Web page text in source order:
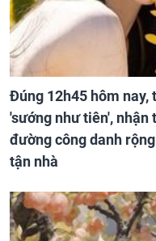
Đúng 12h45 hôm
'sướng như tiên',
đường công danh
tận nhà